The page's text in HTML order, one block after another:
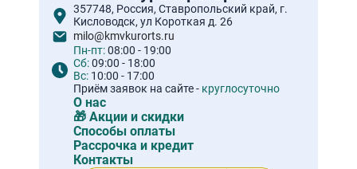
357748, Россия, Ставропольский край, г.
Кисловодск, ул Короткая д. 26
milo@kmvkurorts.ru
Пн-пт:08:00 - 19:00
Сб:09:00 - 18:00
Вс: 10:00 - 17:00
Приём заявок на сайте - круглосуточно
О нас
🎁 Акции и скидки
Способы оплаты
Рассрочка и кредит
Контакты